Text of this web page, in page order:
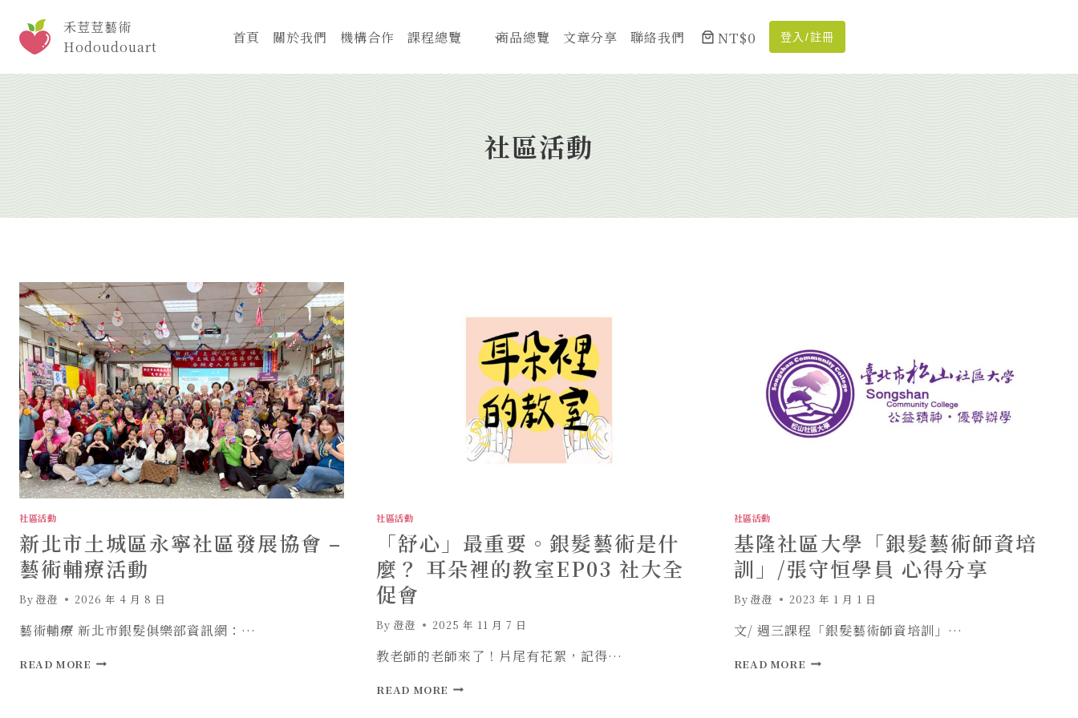
content
禾荳荳藝術
Hodoudouart
首頁 關於我們 機構合作 課程總覽 商品總覽 文章分享 聯絡我們 NT$0 登入/註冊
社區活動
社區活動
新北市土城區永寧社區發展協會 –
藝術輔療活動
By 澄澄 2026 年 4 月 8 日
藝術輔療 新北市銀髮俱樂部資訊網：…
READ MORE 新
社區活動
「舒心」最重要。銀髮藝術是什
麼？ 耳朵裡的教室EP03 社大全
促會
By 澄澄 2025 年 11 月 7 日
教老師的老師來了！片尾有花絮，記得…
READ MORE 「舒
社區活動
基隆社區大學「銀髮藝術師資培
訓」/張守恒學員 心得分享
By 澄澄 2023 年 1 月 1 日
文/ 週三課程「銀髮藝術師資培訓」…
READ MORE 基